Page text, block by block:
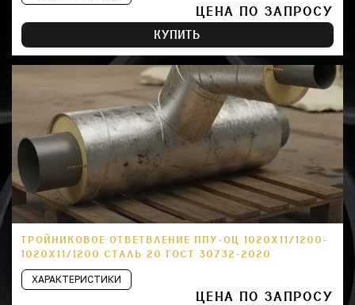
ЦЕНА ПО ЗАПРОСУ
КУПИТЬ
ТРОЙНИКОВОЕ ОТВЕТВЛЕНИЕ ППУ-ОЦ 1020Х11/1200-
1020Х11/1200 СТАЛЬ 20 ГОСТ 30732-2020
ХАРАКТЕРИСТИКИ
ЦЕНА ПО ЗАПРОСУ